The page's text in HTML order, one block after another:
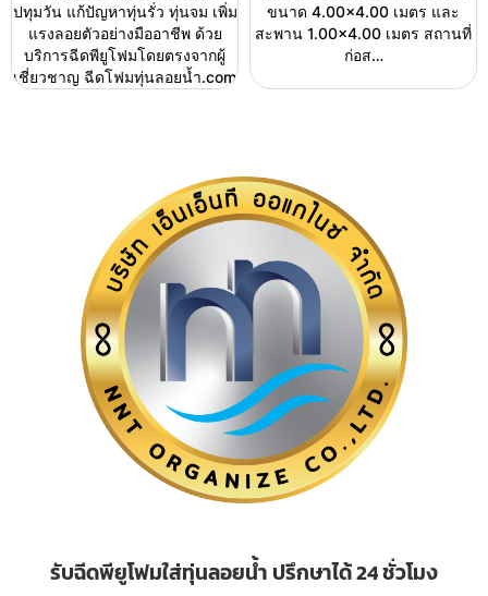
ปทุมวัน แก้ปัญหาทุ่นรั่ว ทุ่นจม เพิ่ม
แรงลอยตัวอย่างมืออาชีพ ด้วย
บริการฉีดพียูโฟมโดยตรงจากผู้
เชี่ยวชาญ ฉีดโฟมทุ่นลอยน้ำ.com
ขนาด 4.00×4.00 เมตร และ
สะพาน 1.00×4.00 เมตร สถานที่
ก่อส…
รับฉีดพียูโฟมใส่ทุ่นลอยน้ำ ปรึกษาได้ 24 ชั่วโมง